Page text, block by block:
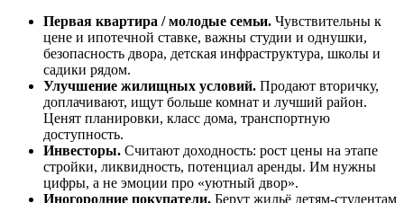
Первая квартира / молодые семьи. Чувствительны к
цене и ипотечной ставке, важны студии и однушки,
безопасность двора, детская инфраструктура, школы и
садики рядом.
Улучшение жилищных условий. Продают вторичку,
доплачивают, ищут больше комнат и лучший район.
Ценят планировки, класс дома, транспортную
доступность.
Инвесторы. Считают доходность: рост цены на этапе
стройки, ликвидность, потенциал аренды. Им нужны
цифры, а не эмоции про «уютный двор».
Иногородние покупатели. Берут жильё детям-студентам